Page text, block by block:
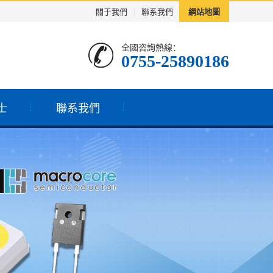
關于我們 聯系我們 網站地圖
全國咨詢熱線：
0755-25890186
聯系我們